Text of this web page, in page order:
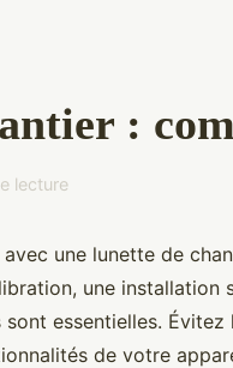
:
lecture
une lunette de
une installation
essentielles.
de votre